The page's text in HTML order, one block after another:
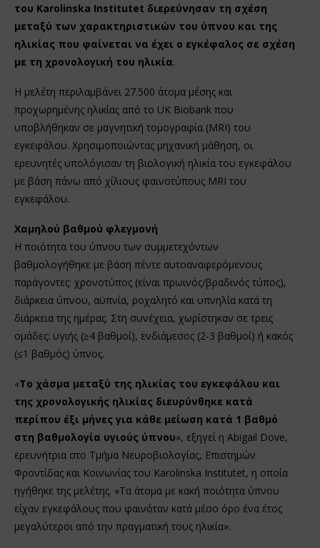
του Karolinska Institutet διερεύνησαν τη σχέση
μεταξύ των χαρακτηριστικών του ύπνου και της
ηλικίας που φαίνεται να έχει ο εγκέφαλος σε σχέση
με τη χρονολογική του ηλικία.
Η μελέτη περιλαμβάνει 27.500 άτομα μέσης και
προχωρημένης ηλικίας από το UK Biobank που
υποβλήθηκαν σε μαγνητική τομογραφία (MRI) του
εγκεφάλου. Χρησιμοποιώντας μηχανική μάθηση, οι
ερευνητές υπολόγισαν τη βιολογική ηλικία του εγκεφάλου
με βάση πάνω από χίλιους φαινοτύπους MRI του
εγκεφάλου.
Χαμηλού βαθμού φλεγμονή
Η ποιότητα του ύπνου των συμμετεχόντων
βαθμολογήθηκε με βάση πέντε αυτοαναφερόμενους
παράγοντες: χρονοτύπος (είναι πρωινός/βραδινός τύπος),
διάρκεια ύπνου, αϋπνία, ροχαλητό και υπνηλία κατά τη
διάρκεια της ημέρας. Στη συνέχεια, χωρίστηκαν σε τρεις
ομάδες: υγιής (≥4 βαθμοί), ενδιάμεσος (2-3 βαθμοί) ή κακός
(≤1 βαθμός) ύπνος.
«Το χάσμα μεταξύ της ηλικίας του εγκεφάλου και
της χρονολογικής ηλικίας διευρύνθηκε κατά
περίπου έξι μήνες για κάθε μείωση κατά 1 βαθμό
στη βαθμολογία υγιούς ύπνου», εξηγεί η Abigail Dove,
ερευνήτρια στο Τμήμα Νευροβιολογίας, Επιστημών
Φροντίδας και Κοινωνίας του Karolinska Institutet, η οποία
ηγήθηκε της μελέτης. «Τα άτομα με κακή ποιότητα ύπνου
είχαν εγκεφάλους που φαινόταν κατά μέσο όρο ένα έτος
μεγαλύτεροι από την πραγματική τους ηλικία».